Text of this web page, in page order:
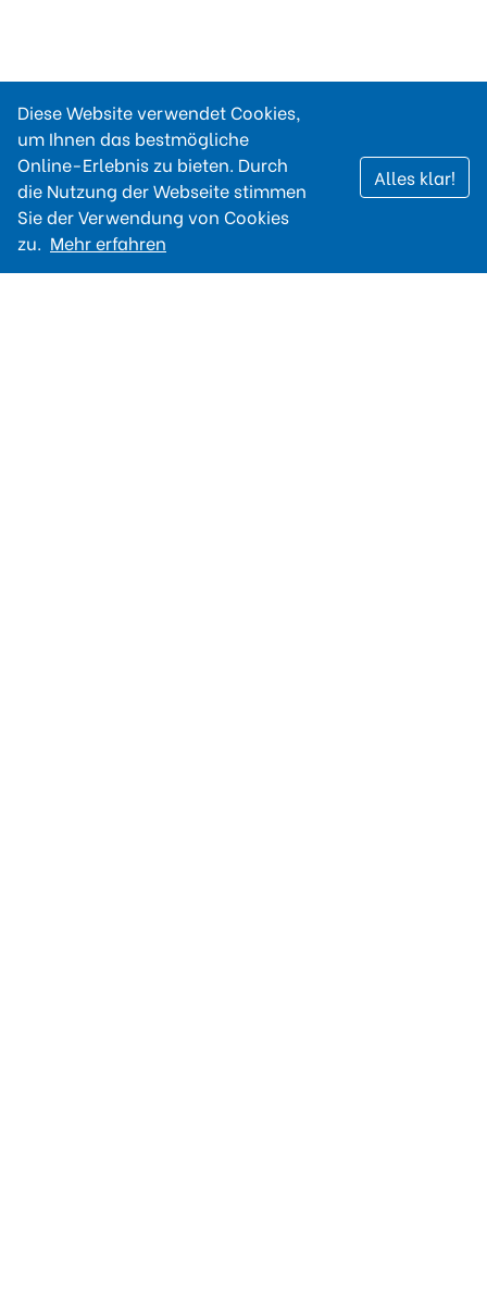
Diese Website verwendet Cookies,
um Ihnen das bestmögliche
Online-Erlebnis zu bieten. Durch
die Nutzung der Webseite stimmen
Sie der Verwendung von Cookies
zu. Mehr erfahren
Alles klar!